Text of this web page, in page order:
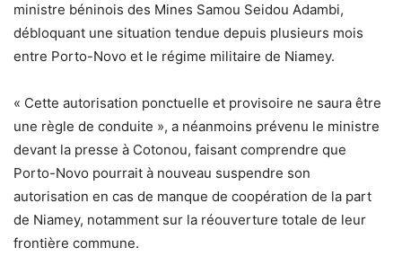
ministre béninois des Mines Samou Seidou Adambi,
débloquant une situation tendue depuis plusieurs mois
entre Porto-Novo et le régime militaire de Niamey.
« Cette autorisation ponctuelle et provisoire ne saura être
une règle de conduite », a néanmoins prévenu le ministre
devant la presse à Cotonou, faisant comprendre que
Porto-Novo pourrait à nouveau suspendre son
autorisation en cas de manque de coopération de la part
de Niamey, notamment sur la réouverture totale de leur
frontière commune.